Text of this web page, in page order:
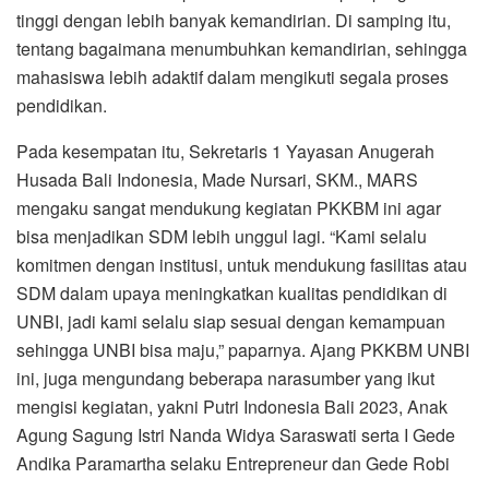
tinggi dengan lebih banyak kemandirian. Di samping itu,
tentang bagaimana menumbuhkan kemandirian, sehingga
mahasiswa lebih adaktif dalam mengikuti segala proses
pendidikan.
Pada kesempatan itu, Sekretaris 1 Yayasan Anugerah
Husada Bali Indonesia, Made Nursari, SKM., MARS
mengaku sangat mendukung kegiatan PKKBM ini agar
bisa menjadikan SDM lebih unggul lagi. “Kami selalu
komitmen dengan institusi, untuk mendukung fasilitas atau
SDM dalam upaya meningkatkan kualitas pendidikan di
UNBI, jadi kami selalu siap sesuai dengan kemampuan
sehingga UNBI bisa maju,” paparnya. Ajang PKKBM UNBI
ini, juga mengundang beberapa narasumber yang ikut
mengisi kegiatan, yakni Putri Indonesia Bali 2023, Anak
Agung Sagung Istri Nanda Widya Saraswati serta I Gede
Andika Paramartha selaku Entrepreneur dan Gede Robi